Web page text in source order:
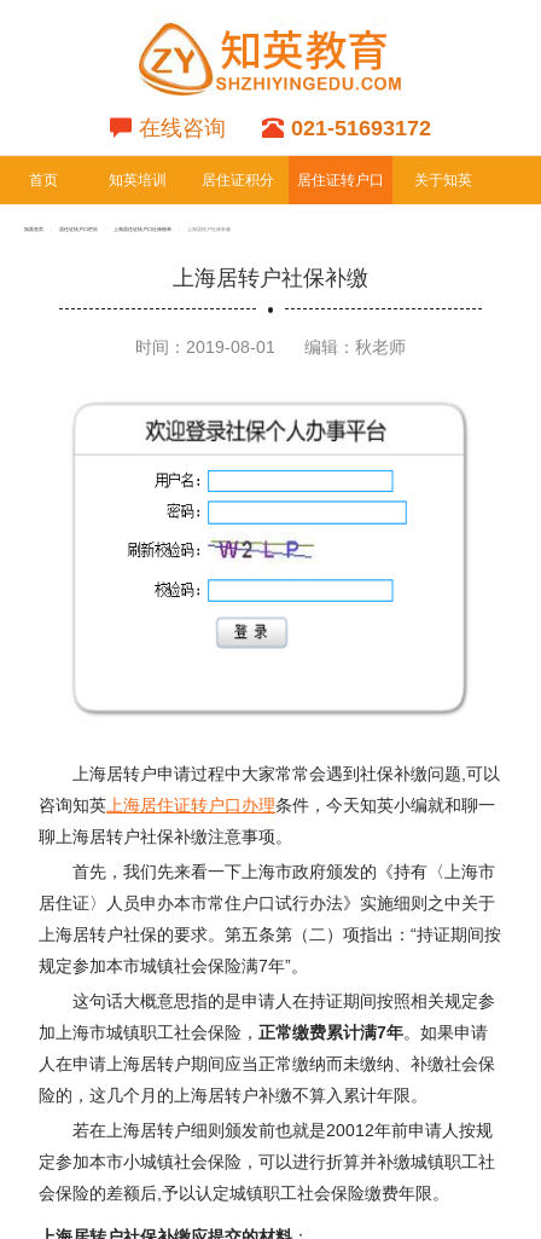
在线咨询 021-51693172
首页 知英培训 居住证积分
专栏
居住证转户口 关于知英
知英首页 居住证转户口栏目 上海居住证转户口社保税单 上海居转户社保补缴
上海居转户社保补缴
时间：2019-08-01 编辑：秋老师
上海居转户申请过程中大家常常会遇到社保补缴问题,可以
咨询知英 上海居住证转户口办理条件，今天知英小编就和聊一
聊上海居转户社保补缴注意事项。
首先，我们先来看一下上海市政府颁发的《持有〈上海市
居住证〉人员申办本市常住户口试行办法》实施细则之中关于
上海居转户社保的要求。第五条第（二）项指出：“持证期间按
规定参加本市城镇社会保险满7年”。
这句话大概意思指的是申请人在持证期间按照相关规定参
加上海市城镇职工社会保险，正常缴费累计满7年。如果申请
人在申请上海居转户期间应当正常缴纳而未缴纳、补缴社会保
险的，这几个月的上海居转户补缴不算入累计年限。
若在上海居转户细则颁发前也就是20012年前申请人按规
定参加本市小城镇社会保险，可以进行折算并补缴城镇职工社
会保险的差额后,予以认定城镇职工社会保险缴费年限。